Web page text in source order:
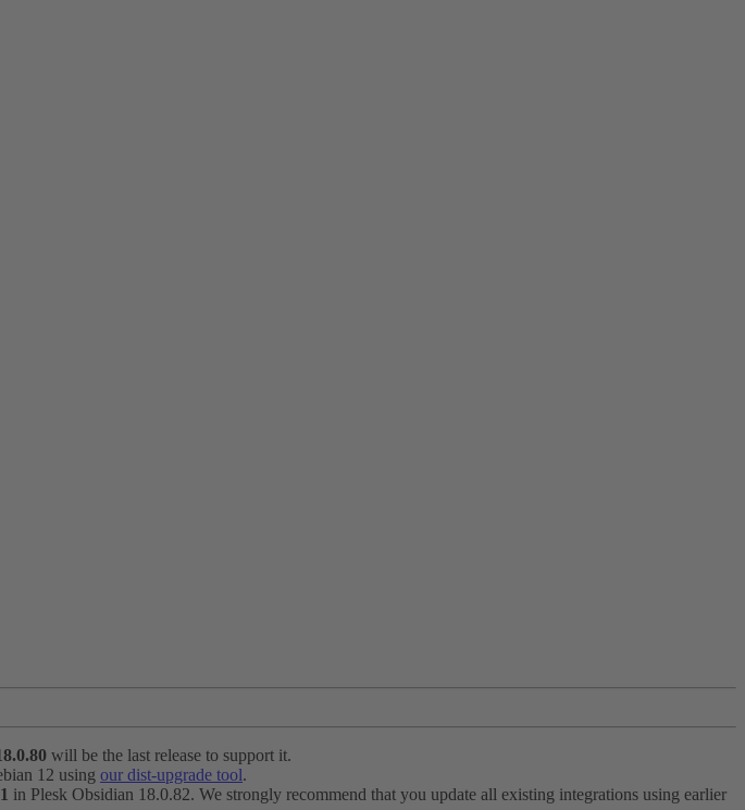
will be the last release to support it.
12 using our dist-upgrade tool.
in Plesk Obsidian 18.0.82. We strongly recommend that you update all existing integrations using earlier